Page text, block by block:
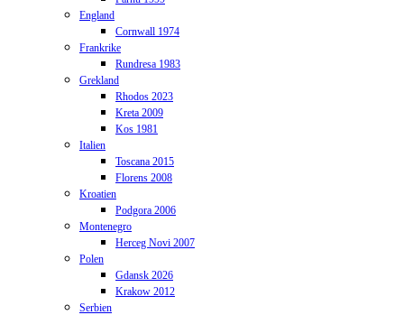
England
Cornwall 1974
Frankrike
Rundresa 1983
Grekland
Rhodos 2023
Kreta 2009
Kos 1981
Italien
Toscana 2015
Florens 2008
Kroatien
Podgora 2006
Montenegro
Herceg Novi 2007
Polen
Gdansk 2026
Krakow 2012
Serbien